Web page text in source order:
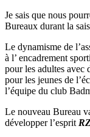
Je sais que nous
Bureaux durant la
Le dynamisme de
à l’ encadrement
pour les adultes avec
pour les jeunes de
l’équipe du club
Le nouveau Bureau
développer l’esprit